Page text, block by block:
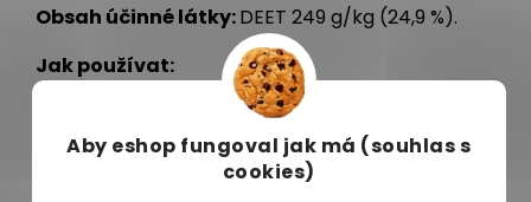
Aby eshop fungoval jak má (souhlas s
cookies)
Obsah účinné látky:DEET 249 g/kg (24,9 %).
Jak používat:
Používejte dle potřeby. Aplikujte
oděvze vzdálenosti20-30 cm. Před použitím
důkladně protřepejte. Nedoporučuje se používat